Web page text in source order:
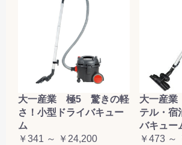
大一産業 極5 驚きの軽
さ！小型ドライバキュー
ム
￥341 ～ ￥24,200
大一産
テル・宿
バキュー
￥473 ～